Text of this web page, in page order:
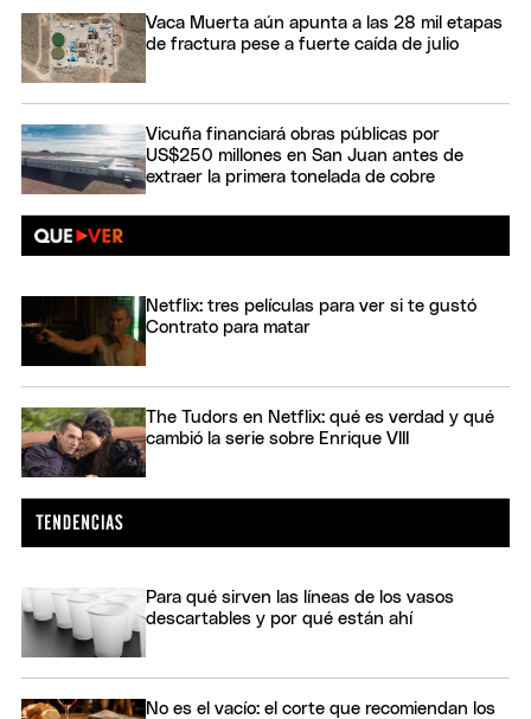
Vaca Muerta aún apunta a las 28 mil etapas
de fractura pese a fuerte caída de julio
Vicuña financiará obras públicas por
US$250 millones en San Juan antes de
extraer la primera tonelada de cobre
Netflix: tres películas para ver si te gustó
Contrato para matar
The Tudors en Netflix: qué es verdad y qué
cambió la serie sobre Enrique VIII
Para qué sirven las líneas de los vasos
descartables y por qué están ahí
No es el vacío: el corte que recomiendan los